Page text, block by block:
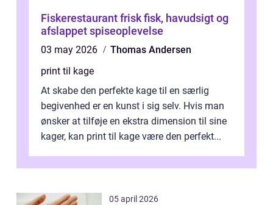
Fiskerestaurant frisk fisk, havudsigt og
afslappet spiseoplevelse
03 may 2026
Thomas Andersen
print til kage
At skabe den perfekte kage til en særlig
begivenhed er en kunst i sig selv. Hvis man
ønsker at tilføje en ekstra dimension til sine
kager, kan print til kage være den perfekt...
05 april 2026